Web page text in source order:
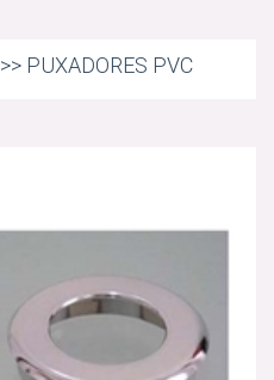
>> PUXADORES PVC